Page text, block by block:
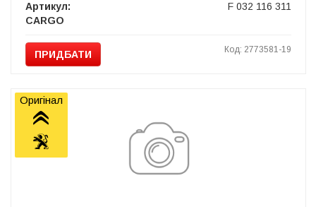
Артикул:
F 032 116 311
CARGO
ПРИДБАТИ Код: 2773581-19
Оригінал